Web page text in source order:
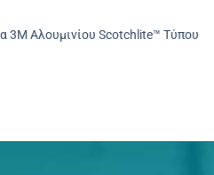
3M Αλουμινίου Scotchlite™ Τύπου